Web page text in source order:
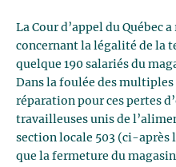
La Cour d’appel du Québec
concernant la légalité de la
quelque 190 salariés du
Dans la foulée des
réparation pour ces pertes
travailleuses unis de
section locale 503 (ci-après
que la fermeture du